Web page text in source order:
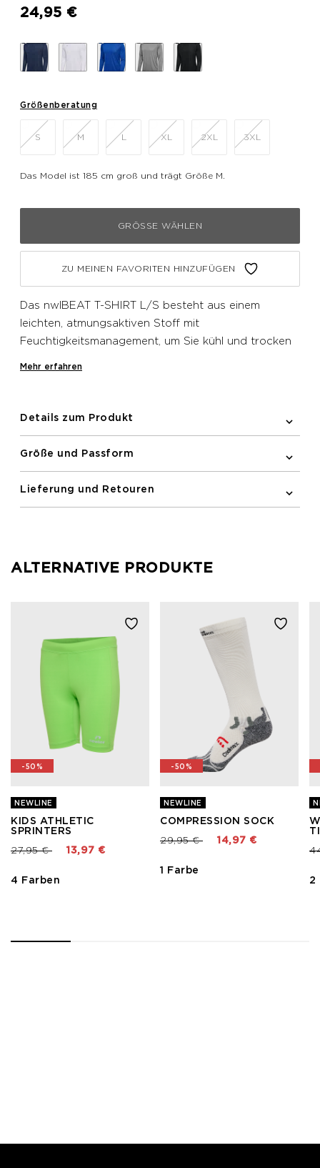
24,95 €
Größenberatung
S M L XL 2XL 3XL
Das Model ist 185 cm groß und trägt Größe M.
GRÖSSE WÄHLEN
ZU MEINEN FAVORITEN HINZUFÜGEN
Das nwlBEAT T-SHIRT L/S besteht aus einem
leichten, atmungsaktiven Stoff mit
Feuchtigkeitsmanagement, um Sie kühl und trocken
Mehr erfahren
Details zum Produkt
Größe und Passform
Lieferung und Retouren
ALTERNATIVE PRODUKTE
-50%
NEWLINE
KIDS ATHLETIC
SPRINTERS
Preis reduziert von
27,95 €bis 13,97 €
4 Farben
-50%
NEWLINE
COMPRESSION SOCK
Preis reduziert von
29,95 €bis 14,97 €
1 Farbe
2